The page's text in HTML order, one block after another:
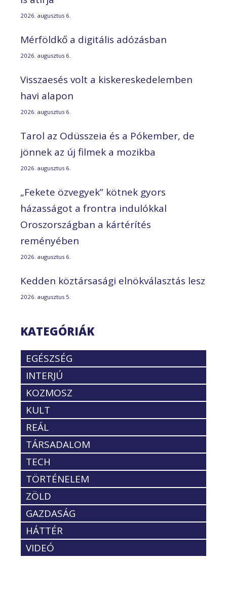
2026. augusztus 6.
Mérföldkő a digitális adózásban
2026. augusztus 6.
Visszaesés volt a kiskereskedelemben
havi alapon
2026. augusztus 6.
Tarol az Odüsszeia és a Pókember, de
jönnek az új filmek a mozikba
2026. augusztus 6.
„Fekete özvegyek” kötnek gyors
házasságot a frontra indulókkal
Oroszországban a kártérítés
reményében
2026. augusztus 6.
Kedden köztársasági elnökválasztás lesz
2026. augusztus 5.
KATEGÓRIÁK
EGÉSZSÉG
INTERJÚ
KOZMOSZ
KULT
REÁL
TÁRSADALOM
TECH
TÖRTÉNELEM
ZÖLD
GAZDASÁG
HÁTTÉR
VIDEÓ